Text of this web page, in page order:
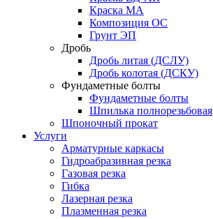
Краска МА
Композиция ОС
Грунт ЭП
Дробь
Дробь литая (ДСЛУ)
Дробь колотая (ДСКУ)
Фундаметные болты
Фундаметные болты
Шпилька полнорезьбовая
Шпоночный прокат
Услуги
Арматурные каркасы
Гидроабразивная резка
Газовая резка
Гибка
Лазерная резка
Плазменная резка